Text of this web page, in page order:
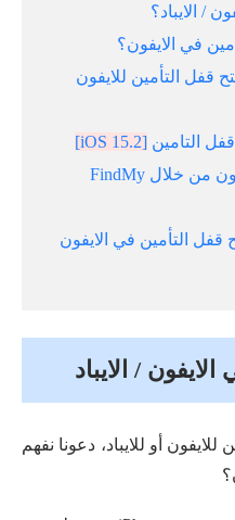
/ الايباد؟
في الايفون؟
[iOS 15.2]
/ الايباد
أو للايباد، دعونا نفهم